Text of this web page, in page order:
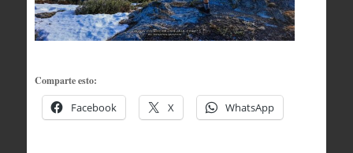
Comparte esto:
Facebook X WhatsApp